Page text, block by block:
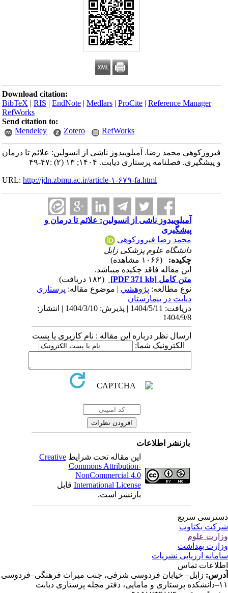
Download citation:
BibTeX |RIS |EndNote |Medlars |ProCite |Reference Manager
RefWorks
Send citation to:
Mendeley
Zotero RefWorks
فیروزکوهی محمد رضا. آمیلوییدوز ناشی از انسولین: علائم تا درمان
و پیشگیری. فصلنامه پرستاری دیابت. ۱۴۰۴; ۱۳ (۲) :۴۷-۴۹
URL:http://jdn.zbmu.ac.ir/article-۱-۶۷۹-fa.html
آمیلوییدوز ناشی از انسولین: علائم تا درمان و
پیشگیری
محمد رضا فیروزکوهی
دانشگاه علوم پزشکی زابل
چکیده:
این مقاله فاقد چکیده می​باشد.
متن کامل[PDF 371 kb]
نوع مطالعه:پژوهشي| موضوع مقاله:پرستاری
دیابت در بیمارستان
دریافت: 1404/5/11 | پذیرش: 1404/3/10 | انتشار:
1404/9/8
ارسال نظر درباره این مقاله : نام کاربری یا پست
الکترونیک شما:
بازنشر اطلاعات
این مقاله تحت شرایطCreative
Commons Attribution-
NonCommercial 4.0
International Licenseقابل
بازنشر است.
سریع
یکتاوب
علوم
بهداشت
ارزیابی نشریات
تماس
زابل– خیابان فردوسی شرقی، جنب میراث فرهنگی–فردوسی
پرستاری دیابت